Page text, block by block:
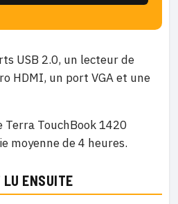
USB 2.0, un lecteur de
HDMI, un port VGA et une
Terra TouchBook 1420
moyenne de 4 heures.
LU ENSUITE